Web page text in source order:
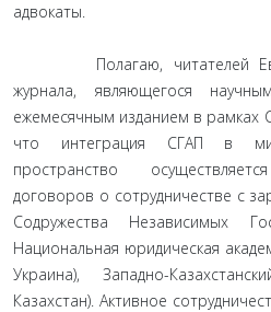
адвокаты.
Полагаю, читателей
журнала, являющегося
ежемесячным изданием в рамках
что интеграция СГАП в
пространство
договоров о сотрудничестве с
Содружества Независимых
Национальная юридическая
Украина), Западно-
Казахстан). Активное